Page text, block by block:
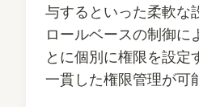
与するといった柔軟な
ロールベースの制御に
とに個別に権限を設定
一貫した権限管理が可